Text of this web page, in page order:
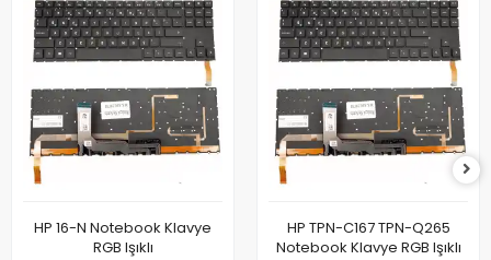
HP 16-N Notebook Klavye
RGB Işıklı
HP TPN-C167 TPN-Q265
Notebook Klavye RGB Işıklı